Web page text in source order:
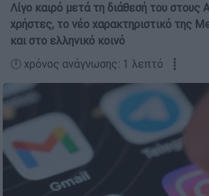
Λίγο καιρό μετά τη διάθεσή του στους
χρήστες, το νέο χαρακτηριστικό της
και στο ελληνικό κοινό
🕛 χρόνος ανάγνωσης: 1 λεπτό ┋